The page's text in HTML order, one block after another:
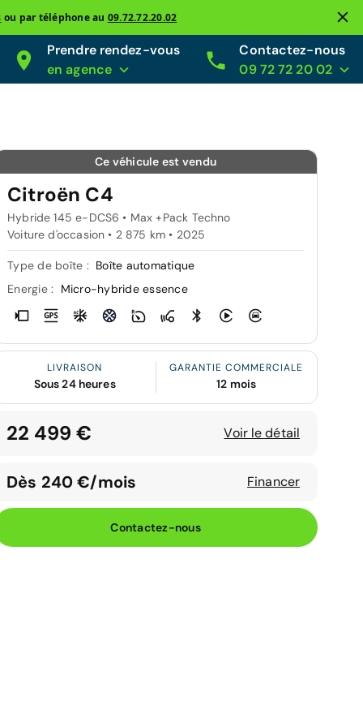
ou par téléphone au 09.72.72.20.02
Prendre rendez-vous
en agence
Contactez-nous
09 72 72 20 02
Ce véhicule est vendu
Citroën C4
Hybride 145 e-DCS6 • Max +Pack Techno
Voiture d'occasion • 2 875 km • 2025
Type de boîte : Boîte automatique
Energie :
Micro-hybride essence
LIVRAISON
Sous 24 heures
GARANTIE COMMERCIALE
12 mois
22 499 € Voir le détail
Dès 240 €/mois Financer
Contactez-nous